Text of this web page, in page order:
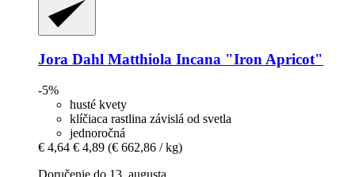
Jora Dahl Matthiola Incana "Iron Apricot"
-5%
husté kvety
klíčiaca rastlina závislá od svetla
jednoročná
€ 4,64 € 4,89 (€ 662,86 / kg)
Doručenie do 13. augusta